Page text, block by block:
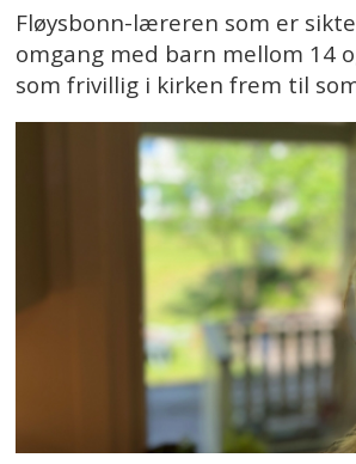
Fløysbonn-læreren som er
omgang med barn mellom 14
som frivillig i kirken frem til